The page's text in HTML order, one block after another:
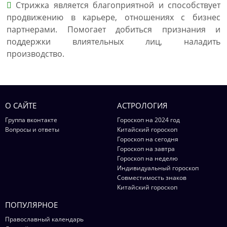
Стрижка является благоприятной и способствует
продвижению в карьере, отношениях с бизнес
партнерами. Помогает добиться признания и
поддержки влиятельных лиц, наладить
производство.
О САЙТЕ
Группа вконтакте
Вопросы и ответы
АСТРОЛОГИЯ
Гороскоп на 2024 год
Китайский гороскоп
Гороскоп на сегодня
Гороскоп на завтра
Гороскоп на неделю
Индивидуальный гороскоп
Совместимость знаков
Китайский гороскоп
ПОПУЛЯРНОЕ
Православный календарь